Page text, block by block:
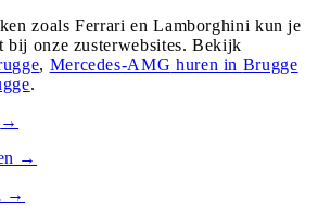
zoals Ferrari en Lamborghini kun je
bij onze zusterwebsites. Bekijk
, Mercedes-AMG huren in Brugge
.
→
→
→